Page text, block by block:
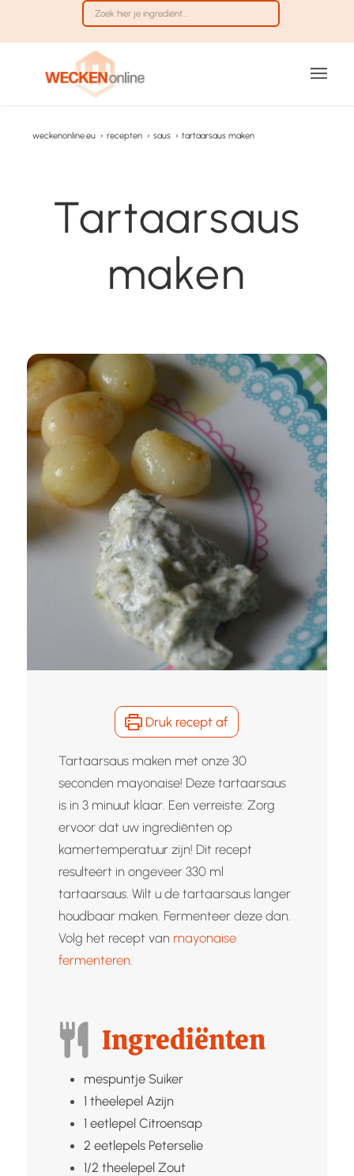
weckenonline.eu › recepten › saus › tartaarsaus maken
Tartaarsaus
maken
Druk recept af
Tartaarsaus maken met onze 30
seconden mayonaise! Deze tartaarsaus
is in 3 minuut klaar. Een verreiste: Zorg
ervoor dat uw ingrediënten op
kamertemperatuur zijn! Dit recept
resulteert in ongeveer 330 ml
tartaarsaus. Wilt u de tartaarsaus langer
houdbaar maken. Fermenteer deze dan.
Volg het recept van mayonaise
fermenteren.
Ingrediënten
mespuntje Suiker
1 theelepel Azijn
1 eetlepel Citroensap
2 eetlepels Peterselie
1/2 theelepel Zout